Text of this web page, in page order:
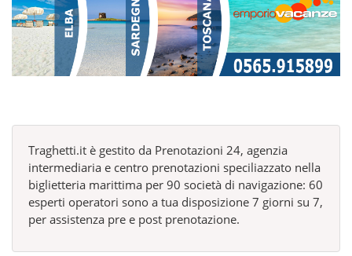
Traghetti.it è gestito da Prenotazioni 24, agenzia
intermediaria e centro prenotazioni speciliazzato nella
biglietteria marittima per 90 società di navigazione: 60
esperti operatori sono a tua disposizione 7 giorni su 7,
per assistenza pre e post prenotazione.